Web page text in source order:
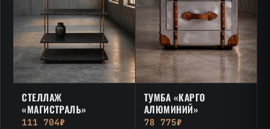
СТЕЛЛАЖ
«МАГИСТРАЛЬ»
111 704₽
ТУМБА «КАРГО
АЛЮМИНИЙ»
78 775₽